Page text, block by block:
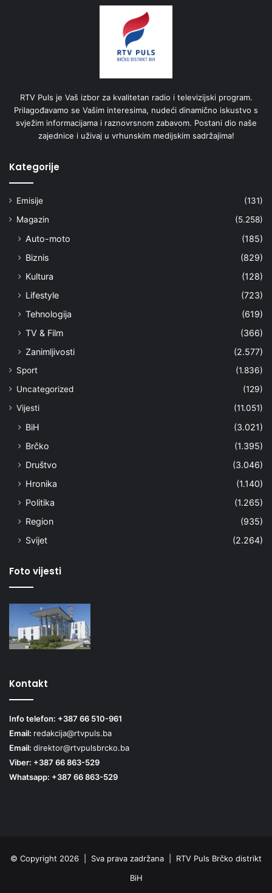
RTV Puls je Vaš izbor za kvalitetan radio i televizijski program.
Prilagođavamo se Vašim interesima, nudeći dinamično iskustvo s
svježim informacijama i raznovrsnom zabavom. Postani dio naše
zajednice i uživaj u vrhunskim medijskim sadržajima!
Kategorije
Emisije
(131)
Magazin
(5.258)
Auto-moto
(185)
Biznis
(829)
Kultura
(128)
Lifestyle
(723)
Tehnologija
(619)
TV & Film
(366)
Zanimljivosti
(2.577)
Sport
(1.836)
Uncategorized
(129)
Vijesti
(11.051)
BiH
(3.021)
Brčko
(1.395)
Društvo
(3.046)
Hronika
(1.140)
Politika
(1.265)
Region
(935)
Svijet
(2.264)
Foto vijesti
Kontakt
Info telefon: +387 66 510-961
Email: redakcija@rtvpuls.ba
Email: direktor@rtvpulsbrcko.ba
Viber: +387 66 863-529
Whatsapp: +387 66 863-529
© Copyright 2026 | Sva prava zadržana | RTV Puls Brčko distrikt
BiH